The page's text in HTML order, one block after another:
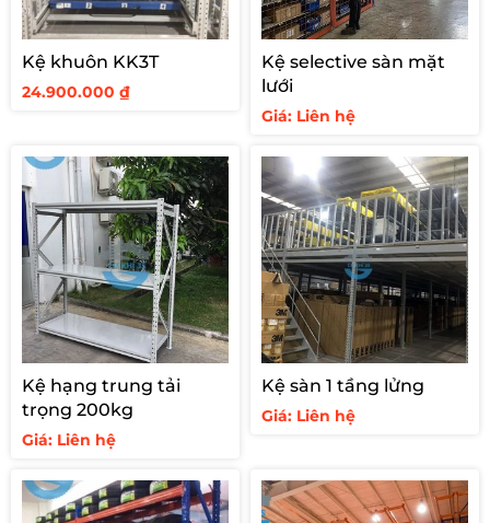
Kệ khuôn KK3T
24.900.000 ₫
Kệ selective sàn mặt
lưới
Giá: Liên hệ
Kệ hạng trung tải
trọng 200kg
Giá: Liên hệ
Kệ sàn 1 tầng lửng
Giá: Liên hệ